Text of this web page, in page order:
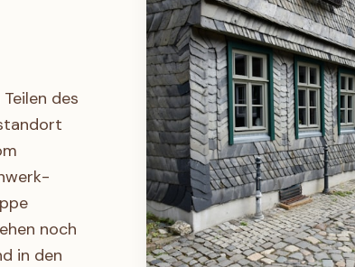
des
noch
in den